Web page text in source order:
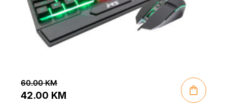
60.00KM
42.00 KM